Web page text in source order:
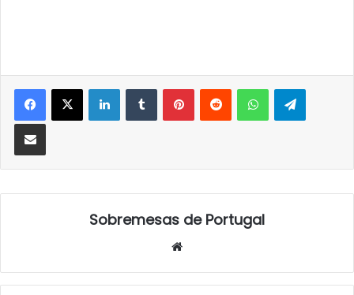
LinkedInTumblrPinterestReddit WhatsApp
Partilhar Via Email
Sobremesas de Portugal